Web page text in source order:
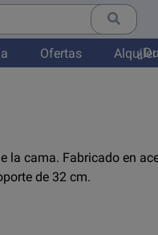
Ofertas Alquiler
la cama. Fabricado en
de 32 cm.